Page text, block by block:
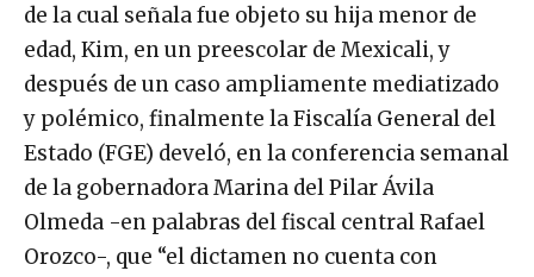
de la cual señala fue objeto su hija menor de
edad, Kim, en un preescolar de Mexicali, y
después de un caso ampliamente mediatizado
y polémico, finalmente la Fiscalía General del
Estado (FGE) develó, en la conferencia semanal
de la gobernadora Marina del Pilar Ávila
Olmeda -en palabras del fiscal central Rafael
Orozco-, que “el dictamen no cuenta con